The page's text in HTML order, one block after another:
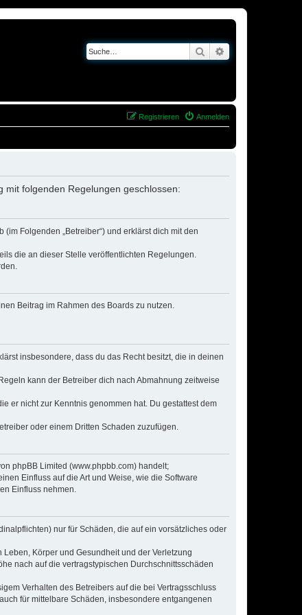
Suche
Anmelden
Registrieren
mit folgenden Regelungen geschlossen:
Folgenden „Betreiber“) und erklärst dich mit den
die an dieser Stelle veröffentlichten Regelungen.
Beitrag im Rahmen des Boards zu nutzen.
insbesondere, dass du das Recht besitzt, die in deinen
kann der Betreiber dich nach Abmahnung zeitweise
er nicht zur Kenntnis genommen hat. Du gestattest dem
oder einem Dritten Schaden zuzufügen.
phpBB Limited (www.phpbb.com) handelt;
Einfluss auf die Art und Weise, wie die Software
Einfluss nehmen.
nur für Schäden, die auf ein vorsätzliches oder
Körper und Gesundheit und der Verletzung
nach auf die vertragstypischen Durchschnittsschäden
Verhalten des Betreibers auf die bei Vertragsschluss
für mittelbare Schäden, insbesondere entgangenen